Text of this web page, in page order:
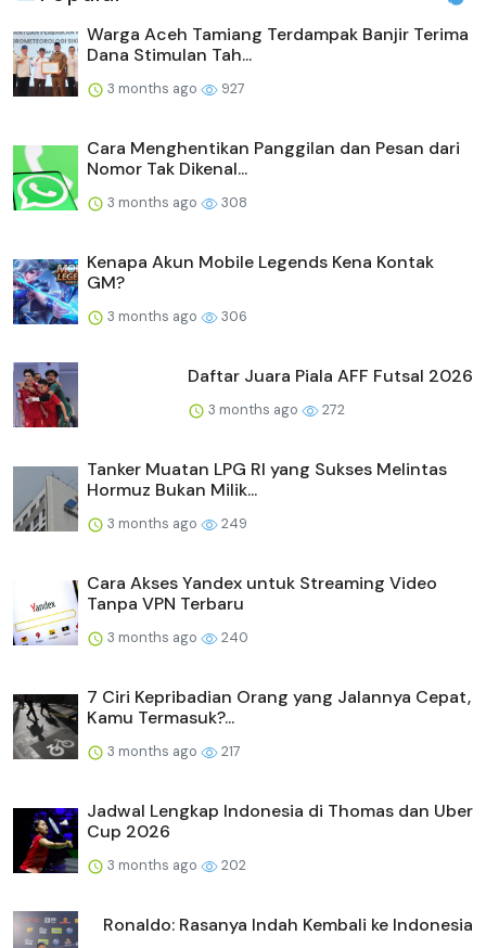
Warga Aceh Tamiang Terdampak Banjir Terima
Dana Stimulan Tah...
3 months ago 927
Cara Menghentikan Panggilan dan Pesan dari
Nomor Tak Dikenal...
3 months ago 308
Kenapa Akun Mobile Legends Kena Kontak
GM?
3 months ago 306
Daftar Juara Piala AFF Futsal 2026
3 months ago 272
Tanker Muatan LPG RI yang Sukses Melintas
Hormuz Bukan Milik...
3 months ago 249
Cara Akses Yandex untuk Streaming Video
Tanpa VPN Terbaru
3 months ago 240
7 Ciri Kepribadian Orang yang Jalannya Cepat,
Kamu Termasuk?...
3 months ago 217
Jadwal Lengkap Indonesia di Thomas dan Uber
Cup 2026
3 months ago 202
Ronaldo: Rasanya Indah Kembali ke Indonesia